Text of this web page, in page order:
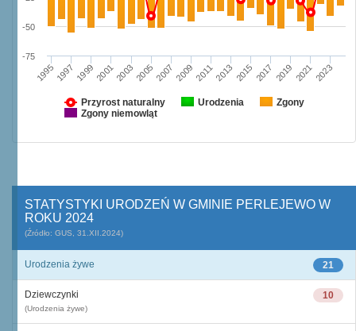
Przyrost naturalny Urodzenia
Zgony
Zgony niemowląt
19951997 19992001200320052007 200920112013 2015 2017 2019 20212023
-75
-50
STATYSTYKI URODZEŃ W GMINIE PERLEJEWO W
ROKU 2024
(Źródło: GUS, 31.XII.2024)
21
Urodzenia żywe
10
Dziewczynki
(Urodzenia żywe)